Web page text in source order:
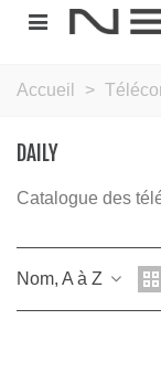
Accueil >
DAILY
Catalogue des
Nom, A à Z